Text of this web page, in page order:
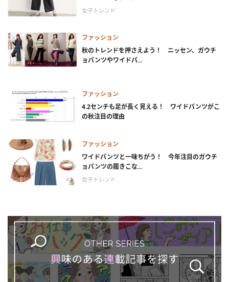
女子トレンド
ファッション
秋のトレンドを押さえよう！ ニッセン、ガウチ
ョパンツやワイドパ...
ファッション
4.2センチも足が長く見える！ ワイドパンツがこ
の秋注目の理由
ファッション
ワイドパンツと一味ちがう！ 今年注目のガウチ
ョパンツの履きこな...
女子トレンド